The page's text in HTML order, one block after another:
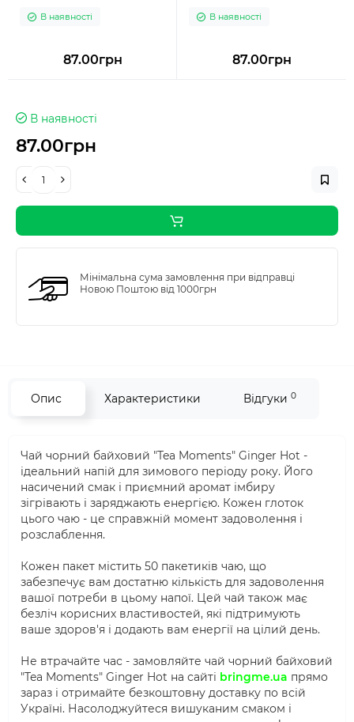
В наявності
87.00грн
В наявності
87.00грн
В наявності
87.00грн
Мінімальна сума замовлення при відправці
Новою Поштою від 1000грн
Опис Характеристики Відгуки 0
Чай чорний байховий "Tea Moments" Ginger Hot -
ідеальний напій для зимового періоду року. Його
насичений смак і приємний аромат імбиру
зігрівають і заряджають енергією. Кожен глоток
цього чаю - це справжній момент задоволення і
розслаблення.
Кожен пакет містить 50 пакетиків чаю, що
забезпечує вам достатню кількість для задоволення
вашої потреби в цьому напої. Цей чай також має
безліч корисних властивостей, які підтримують
ваше здоров'я і додають вам енергії на цілий день.
Не втрачайте час - замовляйте чай чорний байховий
"Tea Moments" Ginger Hot на сайті bringme.ua прямо
зараз і отримайте безкоштовну доставку по всій
Україні. Насолоджуйтеся вишуканим смаком і